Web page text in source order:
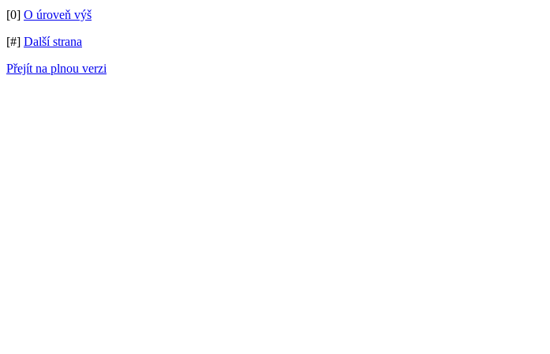
[0] O úroveň výš
[#] Další strana
Přejít na plnou verzi